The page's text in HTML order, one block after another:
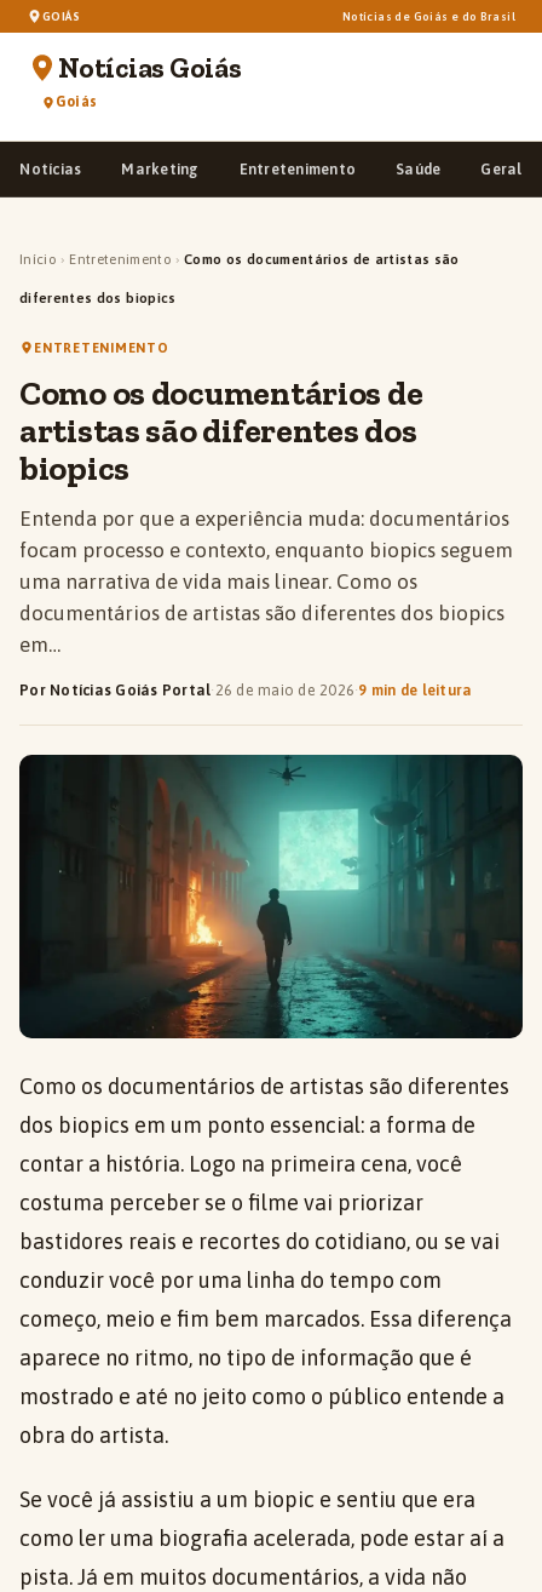
GOIÁS Notícias de Goiás e do Brasil
Notícias Goiás
Goiás
Notícias Marketing Entretenimento Saúde Geral
Início › Entretenimento › Como os documentários de artistas são
diferentes dos biopics
ENTRETENIMENTO
Como os documentários de
artistas são diferentes dos
biopics
Entenda por que a experiência muda: documentários
focam processo e contexto, enquanto biopics seguem
uma narrativa de vida mais linear. Como os
documentários de artistas são diferentes dos biopics
em…
Por Notícias Goiás Portal·26 de maio de 2026·9 min de leitura
Como os documentários de artistas são diferentes
dos biopics em um ponto essencial: a forma de
contar a história. Logo na primeira cena, você
costuma perceber se o filme vai priorizar
bastidores reais e recortes do cotidiano, ou se vai
conduzir você por uma linha do tempo com
começo, meio e fim bem marcados. Essa diferença
aparece no ritmo, no tipo de informação que é
mostrado e até no jeito como o público entende a
obra do artista.
Se você já assistiu a um biopic e sentiu que era
como ler uma biografia acelerada, pode estar aí a
pista. Já em muitos documentários, a vida não